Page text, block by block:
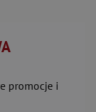
promocje i